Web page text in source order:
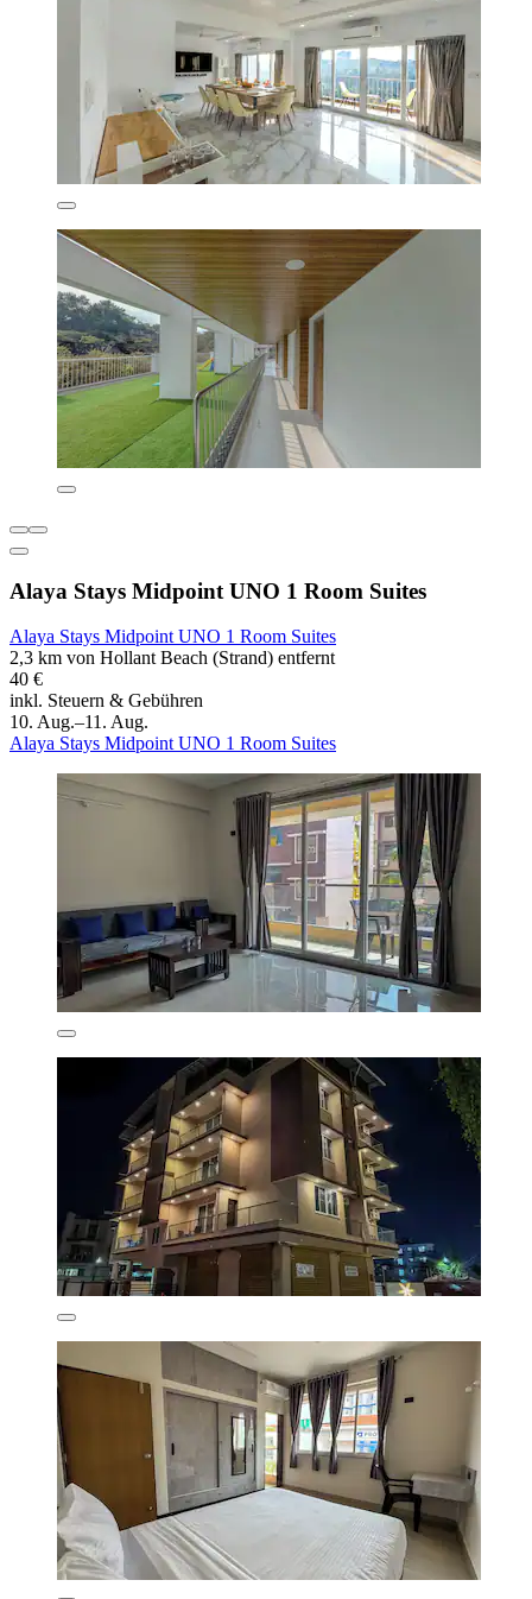
Alaya Stays Midpoint UNO 1 Room Suites
Alaya Stays Midpoint UNO 1 Room Suites
2,3 km von Hollant Beach (Strand) entfernt
40 €
inkl. Steuern & Gebühren
10. Aug.–11. Aug.
Alaya Stays Midpoint UNO 1 Room Suites